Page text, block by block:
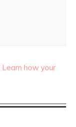
Learn how your